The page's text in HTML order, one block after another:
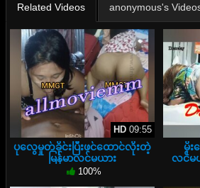
Related Videos anonymous's
HD09:55
ပုလွေမှုတ်ခိုင်းပြီးဖင်ထောင်လိုးတဲ့
မြန်မာလင်မယား
100%
မိုး
လင်မ